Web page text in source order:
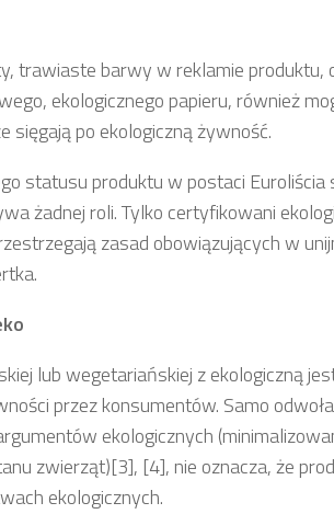
trawiaste barwy w reklamie
ekologicznego papieru, również
sięgają po ekologiczną żywność.
statusu produktu w postaci
żadnej roli. Tylko certyfikowani
zasad obowiązujących w
lub wegetariańskiej z ekologiczną
przez konsumentów. Samo
ekologicznych
zwierząt)[3], [4], nie oznacza, że
ekologicznych.